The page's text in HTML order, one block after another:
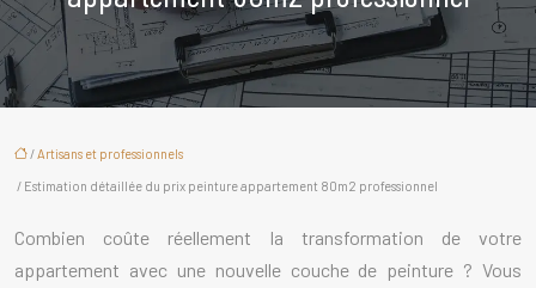
/ Artisans et professionnels
/ Estimation détaillée du prix peinture appartement 80m2 professionnel
Combien coûte réellement la transformation de votre
appartement avec une nouvelle couche de peinture ? Vous